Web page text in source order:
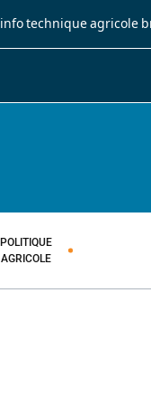
technique agricole
POLITIQUE
AGRICOLE